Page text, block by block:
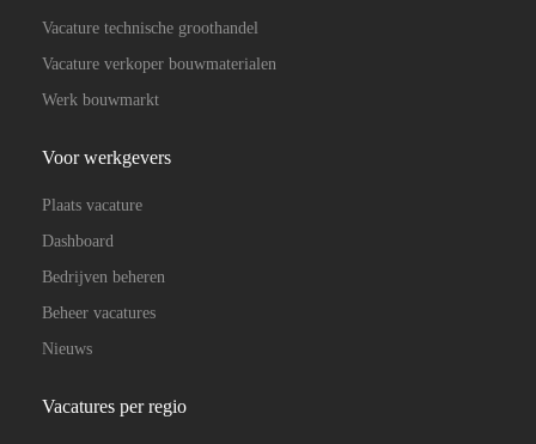
Vacature technische groothandel
Vacature verkoper bouwmaterialen
Werk bouwmarkt
Voor werkgevers
Plaats vacature
Dashboard
Bedrijven beheren
Beheer vacatures
Nieuws
Vacatures per regio